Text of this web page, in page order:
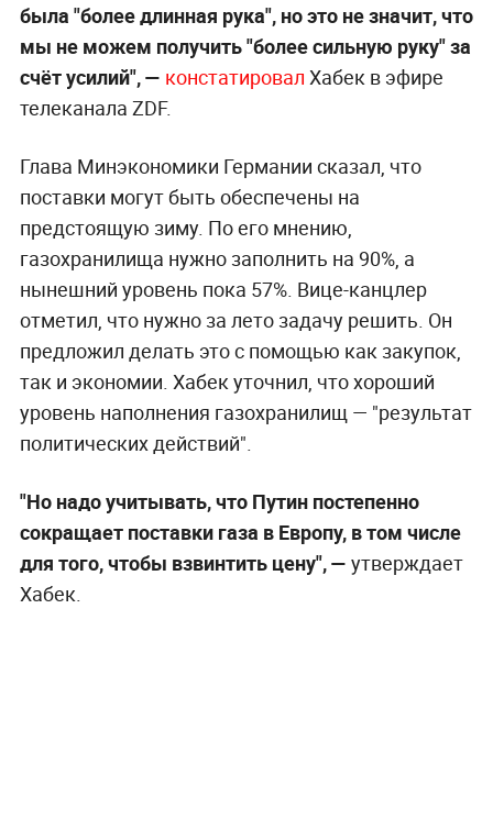
была "более длинная рука", но это не значит, что
мы не можем получить "более сильную руку" за
счёт усилий", — констатировал Хабек в эфире
телеканала ZDF.
Глава Минэкономики Германии сказал, что
поставки могут быть обеспечены на
предстоящую зиму. По его мнению,
газохранилища нужно заполнить на 90%, а
нынешний уровень пока 57%. Вице-канцлер
отметил, что нужно за лето задачу решить. Он
предложил делать это с помощью как закупок,
так и экономии. Хабек уточнил, что хороший
уровень наполнения газохранилищ — "результат
политических действий".
"Но надо учитывать, что Путин постепенно
сокращает поставки газа в Европу, в том числе
для того, чтобы взвинтить цену", — утверждает
Хабек.